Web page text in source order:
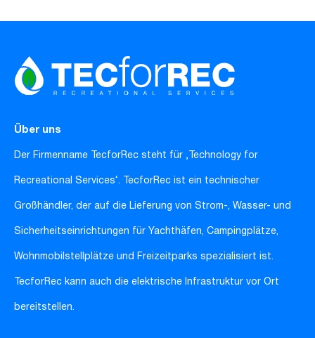
Über uns
Der Firmenname TecforRec steht für ‚Technology for
Recreational Services‘. TecforRec ist ein technischer
Großhändler, der auf die Lieferung von Strom-, Wasser- und
Sicherheitseinrichtungen für Yachthäfen, Campingplätze,
Wohnmobilstellplätze und Freizeitparks spezialisiert ist.
TecforRec kann auch die elektrische Infrastruktur vor Ort
bereitstellen.